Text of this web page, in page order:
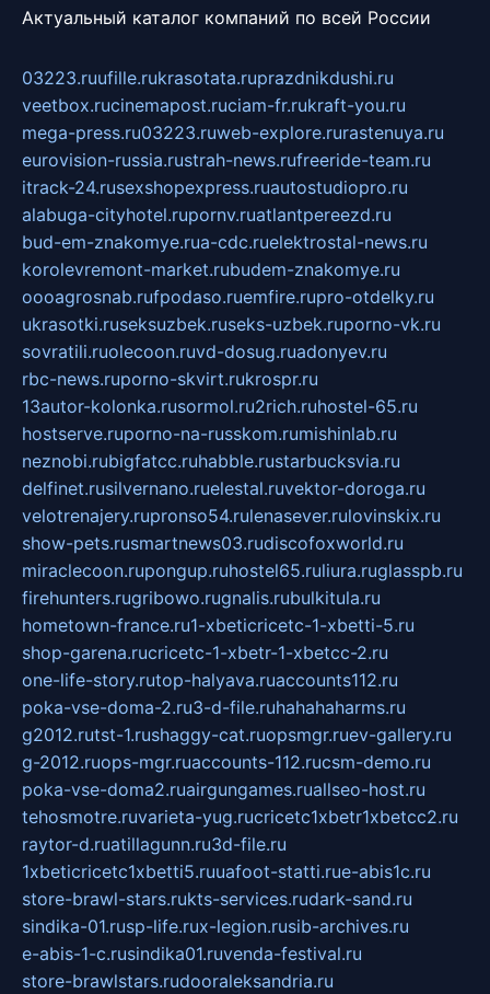
Актуальный каталог компаний по всей России
03223.ruufille.rukrasotata.ruprazdnikdushi.ru
veetbox.rucinemapost.ruciam-fr.rukraft-you.ru
mega-press.ru03223.ruweb-explore.rurastenuya.ru
eurovision-russia.rustrah-news.rufreeride-team.ru
itrack-24.rusexshopexpress.ruautostudiopro.ru
alabuga-cityhotel.rupornv.ruatlantpereezd.ru
bud-em-znakomye.rua-cdc.ruelektrostal-news.ru
korolevremont-market.rubudem-znakomye.ru
oooagrosnab.rufpodaso.ruemfire.rupro-otdelky.ru
ukrasotki.ruseksuzbek.ruseks-uzbek.ruporno-vk.ru
sovratili.ruolecoon.ruvd-dosug.ruadonyev.ru
rbc-news.ruporno-skvirt.rukrospr.ru
13autor-kolonka.rusormol.ru2rich.ruhostel-65.ru
hostserve.ruporno-na-russkom.rumishinlab.ru
neznobi.rubigfatcc.ruhabble.rustarbucksvia.ru
delfinet.rusilvernano.ruelestal.ruvektor-doroga.ru
velotrenajery.rupronso54.rulenasever.rulovinskix.ru
show-pets.rusmartnews03.rudiscofoxworld.ru
miraclecoon.rupongup.ruhostel65.ruliura.ruglasspb.ru
firehunters.rugribowo.rugnalis.rubulkitula.ru
hometown-france.ru1-xbeticricetc-1-xbetti-5.ru
shop-garena.rucricetc-1-xbetr-1-xbetcc-2.ru
one-life-story.rutop-halyava.ruaccounts112.ru
poka-vse-doma-2.ru3-d-file.ruhahahaharms.ru
g2012.rutst-1.rushaggy-cat.ruopsmgr.ruev-gallery.ru
g-2012.ruops-mgr.ruaccounts-112.rucsm-demo.ru
poka-vse-doma2.ruairgungames.ruallseo-host.ru
tehosmotre.ruvarieta-yug.rucricetc1xbetr1xbetcc2.ru
raytor-d.ruatillagunn.ru3d-file.ru
1xbeticricetc1xbetti5.ruuafoot-statti.rue-abis1c.ru
store-brawl-stars.rukts-services.rudark-sand.ru
sindika-01.rusp-life.rux-legion.rusib-archives.ru
e-abis-1-c.rusindika01.ruvenda-festival.ru
store-brawlstars.rudooraleksandria.ru